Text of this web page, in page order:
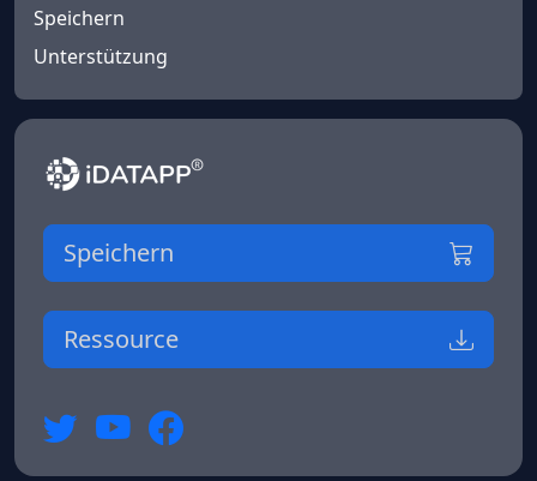
Speichern
Unterstützung
Speichern
Ressource